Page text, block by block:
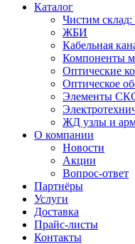
Каталог
Чистим
ЖБИ
Кабельная
Компоненты
Оптические
Оптическое
Элементы
ЖД узлы и
О компании
Новости
Акции
Вопрос-ответ
Партнёры
Услуги
Доставка
Прайс-листы
Контакты